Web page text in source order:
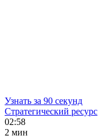
Узнать за 90 секунд
Стратегический ресурс
02:58
2 мин